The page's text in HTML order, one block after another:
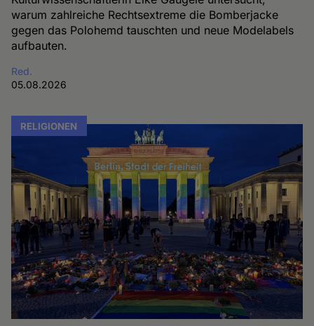
warum zahlreiche Rechtsextreme die Bomberjacke
gegen das Polohemd tauschten und neue Modelabels
aufbauten.
Red.
05.08.2026
RELIGIONEN